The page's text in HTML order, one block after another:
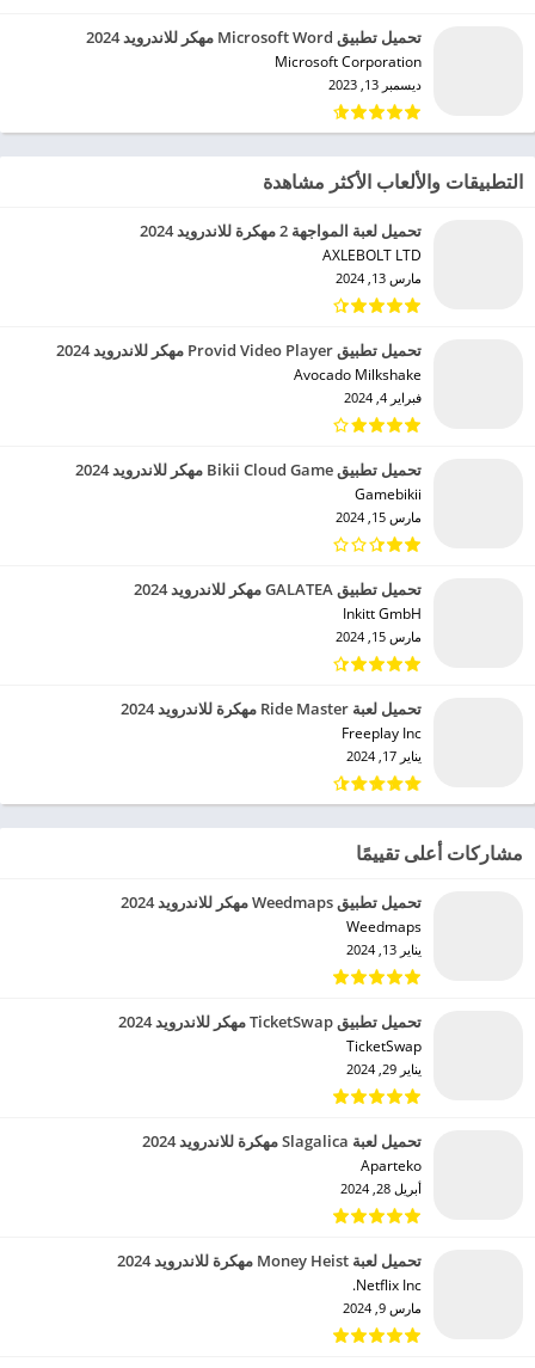
تحميل تطبيق Microsoft Word مهكر للاندرويد 2024
Microsoft Corporation‏
ديسمبر 13, 2023
التطبيقات والألعاب الأكثر مشاهدة
تحميل لعبة المواجهة 2 مهكرة للاندرويد 2024
AXLEBOLT LTD‏
مارس 13, 2024
تحميل تطبيق Provid Video Player مهكر للاندرويد 2024
Avocado Milkshake‏
فبراير 4, 2024
تحميل تطبيق Bikii Cloud Game مهكر للاندرويد 2024
Gamebikii‏
مارس 15, 2024
تحميل تطبيق GALATEA مهكر للاندرويد 2024
Inkitt GmbH‏
مارس 15, 2024
تحميل لعبة Ride Master مهكرة للاندرويد 2024
Freeplay Inc‏
يناير 17, 2024
مشاركات أعلى تقييمًا
تحميل تطبيق Weedmaps مهكر للاندرويد 2024
Weedmaps‏
يناير 13, 2024
تحميل تطبيق TicketSwap مهكر للاندرويد 2024
TicketSwap‏
يناير 29, 2024
تحميل لعبة Slagalica مهكرة للاندرويد 2024
Aparteko‏
أبريل 28, 2024
تحميل لعبة Money Heist مهكرة للاندرويد 2024
Netflix Inc.‏
مارس 9, 2024